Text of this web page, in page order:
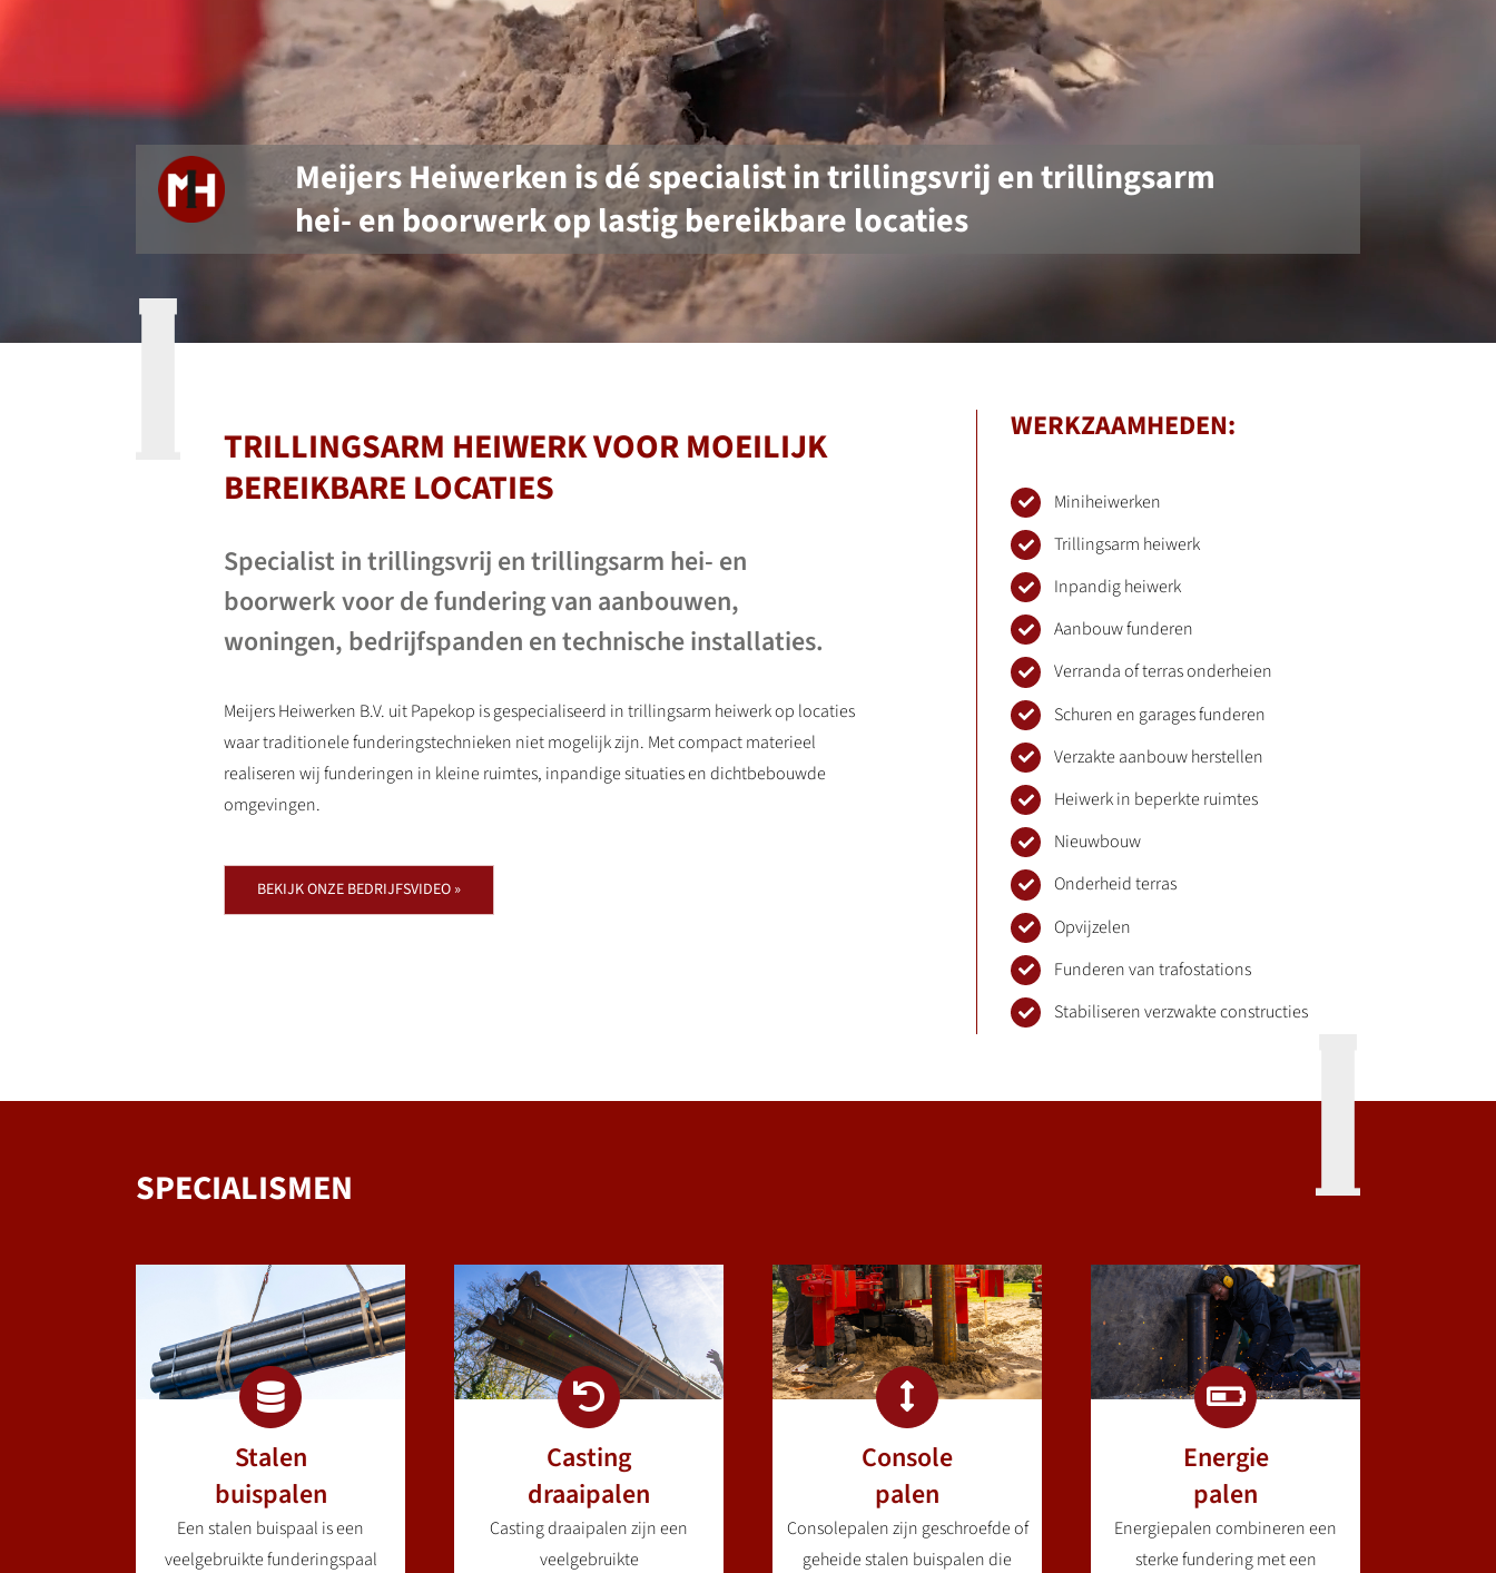
Meijers Heiwerken is dé specialist in trillingsvrij en trillingsarm
hei- en boorwerk op lastig bereikbare locaties
TRILLINGSARM HEIWERK VOOR MOEILIJK
BEREIKBARE LOCATIES
Specialist in trillingsvrij en trillingsarm hei- en
boorwerk voor de fundering van aanbouwen,
woningen, bedrijfspanden en technische installaties.
Meijers Heiwerken B.V. uit Papekop is gespecialiseerd in trillingsarm heiwerk op locaties
waar traditionele funderingstechnieken niet mogelijk zijn. Met compact materieel
realiseren wij funderingen in kleine ruimtes, inpandige situaties en dichtbebouwde
omgevingen.
BEKIJK ONZE BEDRIJFSVIDEO »
WERKZAAMHEDEN:
Miniheiwerken
Trillingsarm heiwerk
Inpandig heiwerk
Aanbouw funderen
Verranda of terras onderheien
Schuren en garages funderen
Verzakte aanbouw herstellen
Heiwerk in beperkte ruimtes
Nieuwbouw
Onderheid terras
Opvijzelen
Funderen van trafostations
Stabiliseren verzwakte constructies
SPECIALISMEN
Stalen
buispalen
Een stalen buispaal is een
veelgebruikte funderingspaal
Casting
draaipalen
Casting draaipalen zijn een
veelgebruikte
Console
palen
Consolepalen zijn geschroefde of
geheide stalen buispalen die
Energie
palen
Energiepalen combineren een
sterke fundering met een